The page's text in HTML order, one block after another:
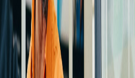
tales como “laptops”, teléfonos
y otros cautivan cada vez más a los
(2019),
indispensables en la vida de las
retailers y fabricantes están adaptando
de estos dispositivos con el fin de